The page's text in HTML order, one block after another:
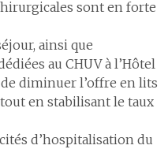
du myocarde
vasculaire cérébral
récupération après une
4.6
Développement
collaboratrices
et
collaborateurs
démographie
sont en forte
ainsi que
au CHUV à l’Hôtel
diminuer l’offre en lits
en stabilisant le taux
d’hospitalisation du